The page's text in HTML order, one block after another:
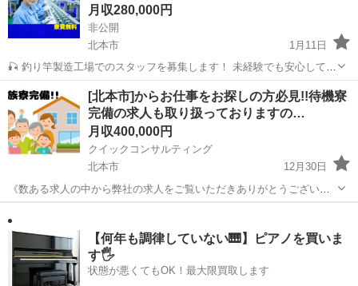
月収280,000円
非公開
北本市
1月11日
🎣 釣り竿製造工場でのスタッフを募集します！ 未経験でも安心してく
ださい！特別なスキルや知識は一切必要ありません。 現在活躍中のス
タッフの9割以上が未経験からのスタートです。 あなたにお任せする
簡単な作業： ✨ ...
埼玉 工場 未経験
[北本市]からお仕事をお探しの方必見!!待機寮
完備の求人も取り扱っておりますの…
月収400,000円
クイックコンサルティング
北本市
12月30日
《数ある求人の中から弊社の求人をご覧いただきありがとうございま
す!!》 全国に様々な求人を取り扱っておりご希望条件やご状況に応じ
てマッチしそうな求人をご案内いたします!! 応募前に相談だけしてみ
たい方やどんな求人があるか...【何年も調律していない🎹】ピアノを買いま
す🖐️
状態が悪くてもOK！最大限買取します